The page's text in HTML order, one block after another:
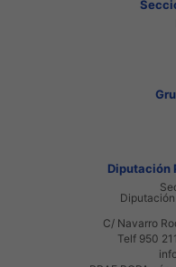
Diputación
C/ Navarro
Telf 950